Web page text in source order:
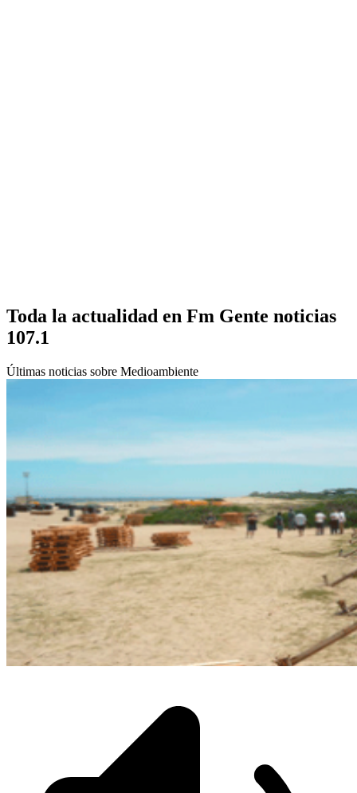
Toda la actualidad en Fm Gente noticias
107.1
Últimas noticias sobre Medioambiente